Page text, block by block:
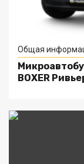
Общая
BOXER